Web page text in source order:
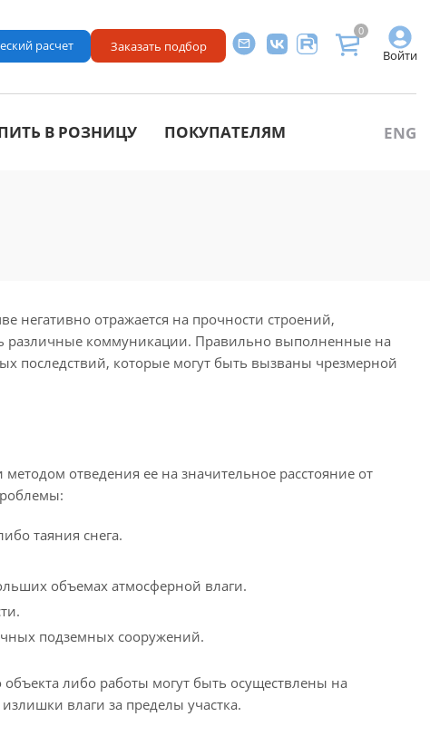
Войти
0
расчет Заказать подбор
В РОЗНИЦУ ПОКУПАТЕЛЯМ ENG
негативно отражается на прочности строений,
различные коммуникации. Правильно выполненные на
последствий, которые могут быть вызваны чрезмерной
отведения ее на значительное расстояние от
таяния снега.
объемах атмосферной влаги.
подземных сооружений.
либо работы могут быть осуществлены на
влаги за пределы участка.